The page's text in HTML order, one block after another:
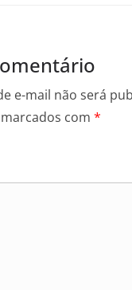
e-mail não será
com *